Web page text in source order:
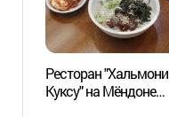
Ресторан "Хальмони
Куксу" на Мёндоне